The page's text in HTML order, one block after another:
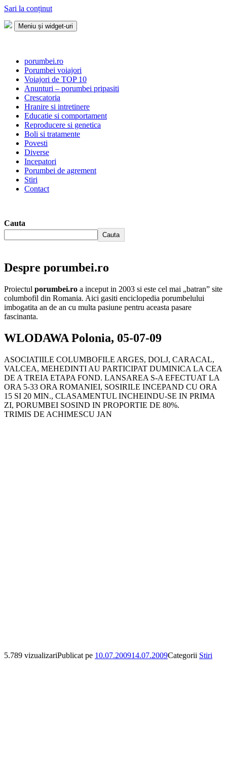
Sari la conținut
Meniu și widget-uri
porumbei.ro
Porumbei voiajori
Voiajori de TOP 10
Anunturi – porumbei pripasiti
Crescatoria
Hranire si intretinere
Educatie si comportament
Reproducere si genetica
Boli si tratamente
Povesti
Diverse
Incepatori
Porumbei de agrement
Stiri
Contact
Cauta
Cauta
Despre porumbei.ro
Proiectul porumbei.ro a inceput in 2003 si este cel mai „batran” site
columbofil din Romania. Aici gasiti enciclopedia porumbelului
imbogatita an de an cu multa pasiune pentru aceasta pasare
fascinanta.
WLODAWA Polonia, 05-07-09
ASOCIATIILE COLUMBOFILE ARGES, DOLJ, CARACAL,
VALCEA, MEHEDINTI AU PARTICIPAT DUMINICA LA CEA
DE A TREIA ETAPA FOND. LANSAREA S-A EFECTUAT LA
ORA 5-33 ORA ROMANIEI, SOSIRILE INCEPAND CU ORA
15 SI 20 MIN., CLASAMENTUL INCHEINDU-SE IN PRIMA
ZI, PORUMBEI SOSIND IN PROPORTIE DE 80%.
TRIMIS DE ACHIMESCU JAN
5.789 vizualizariPublicat pe 10.07.200914.07.2009Categorii Stiri